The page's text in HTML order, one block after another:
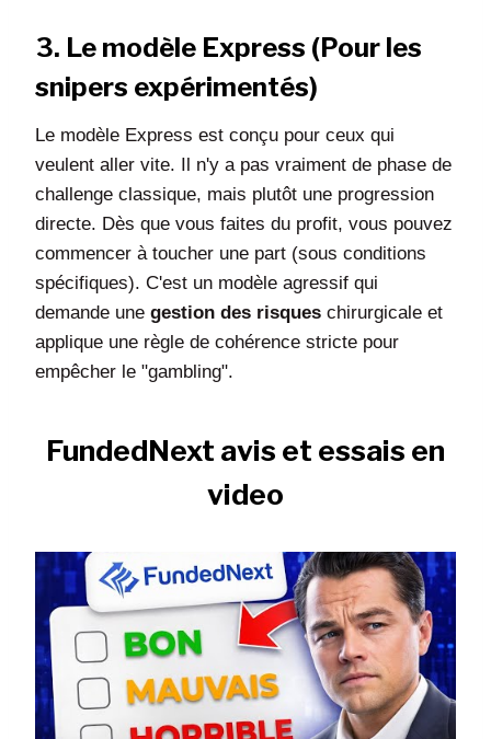
3. Le modèle Express (Pour les
snipers expérimentés)
Le modèle Express est conçu pour ceux qui
veulent aller vite. Il n'y a pas vraiment de phase de
challenge classique, mais plutôt une progression
directe. Dès que vous faites du profit, vous pouvez
commencer à toucher une part (sous conditions
spécifiques). C'est un modèle agressif qui
demande une gestion des risques chirurgicale et
applique une règle de cohérence stricte pour
empêcher le "gambling".
FundedNext avis et essais en
video